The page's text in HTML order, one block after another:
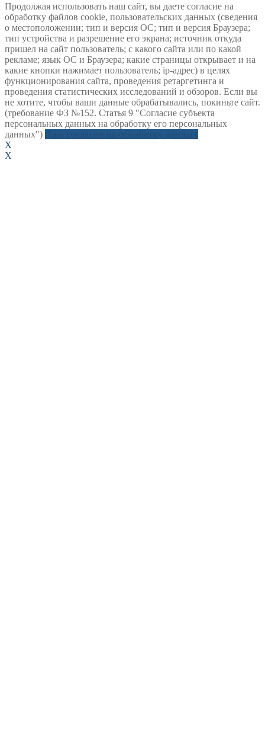
Продолжая использовать наш сайт, вы даете согласие на
обработку файлов cookie, пользовательских данных (сведения
о местоположении; тип и версия ОС; тип и версия Браузера;
тип устройства и разрешение его экрана; источник откуда
пришел на сайт пользователь; с какого сайта или по какой
рекламе; язык ОС и Браузера; какие страницы открывает и на
какие кнопки нажимает пользователь; ip-адрес) в целях
функционирования сайта, проведения ретаргетинга и
проведения статистических исследований и обзоров. Если вы
не хотите, чтобы ваши данные обрабатывались, покиньте сайт.
(требование ФЗ №152. Статья 9 "Согласие субъекта
персональных данных на обработку его персональных
данных")
X
X